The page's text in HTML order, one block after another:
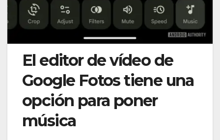
El editor de vídeo de
Google Fotos tiene una
opción para poner
música